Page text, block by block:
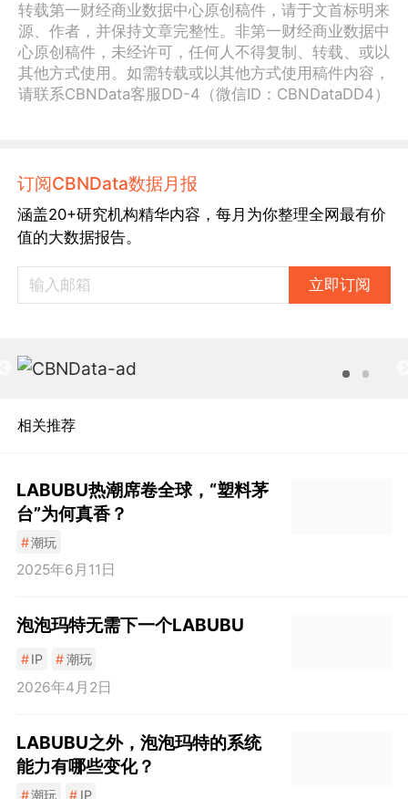
转载第一财经商业数据中心原创稿件，请于文首标明来
源、作者，并保持文章完整性。非第一财经商业数据中
心原创稿件，未经许可，任何人不得复制、转载、或以
其他方式使用。如需转载或以其他方式使用稿件内容，
请联系CBNData客服DD-4（微信ID：CBNDataDD4）
订阅CBNData数据月报
涵盖20+研究机构精华内容，每月为你整理全网最有价
值的大数据报告。
立即订阅
相关推荐
LABUBU热潮席卷全球，“塑料茅
台”为何真香？
#潮玩
2025年6月11日
泡泡玛特无需下一个LABUBU
#IP #潮玩
2026年4月2日
LABUBU之外，泡泡玛特的系统
能力有哪些变化？
#潮玩 # IP